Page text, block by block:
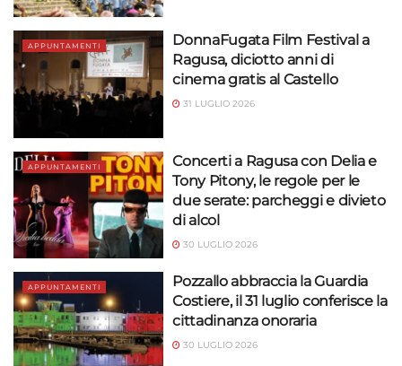
APPUNTAMENTI
DonnaFugata Film Festival a
Ragusa, diciotto anni di
cinema gratis al Castello
31 LUGLIO 2026
APPUNTAMENTI
Concerti a Ragusa con Delia e
Tony Pitony, le regole per le
due serate: parcheggi e divieto
di alcol
30 LUGLIO 2026
APPUNTAMENTI
Pozzallo abbraccia la Guardia
Costiere, il 31 luglio conferisce la
cittadinanza onoraria
30 LUGLIO 2026